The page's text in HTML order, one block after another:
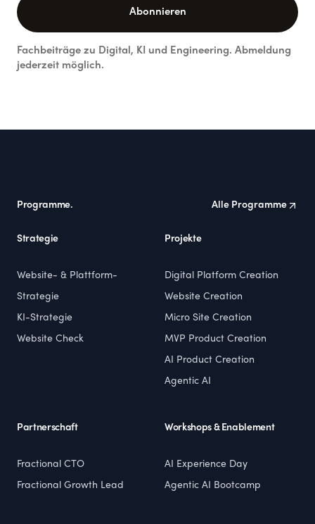
Abonnieren
Fachbeiträge zu Digital, KI und Engineering. Abmeldung
jederzeit möglich.
Programme. Alle Programme
Strategie
Website- & Plattform-
Strategie
KI-Strategie
Website Check
Projekte
Digital Platform Creation
Website Creation
Micro Site Creation
MVP Product Creation
AI Product Creation
Agentic AI
Partnerschaft
Fractional CTO
Fractional Growth Lead
Workshops & Enablement
AI Experience Day
Agentic AI Bootcamp